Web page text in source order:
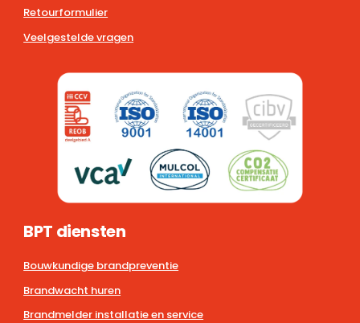
Retourformulier
Veelgestelde vragen
BPT diensten
Bouwkundige brandpreventie
Brandwacht huren
Brandmelder installatie en service